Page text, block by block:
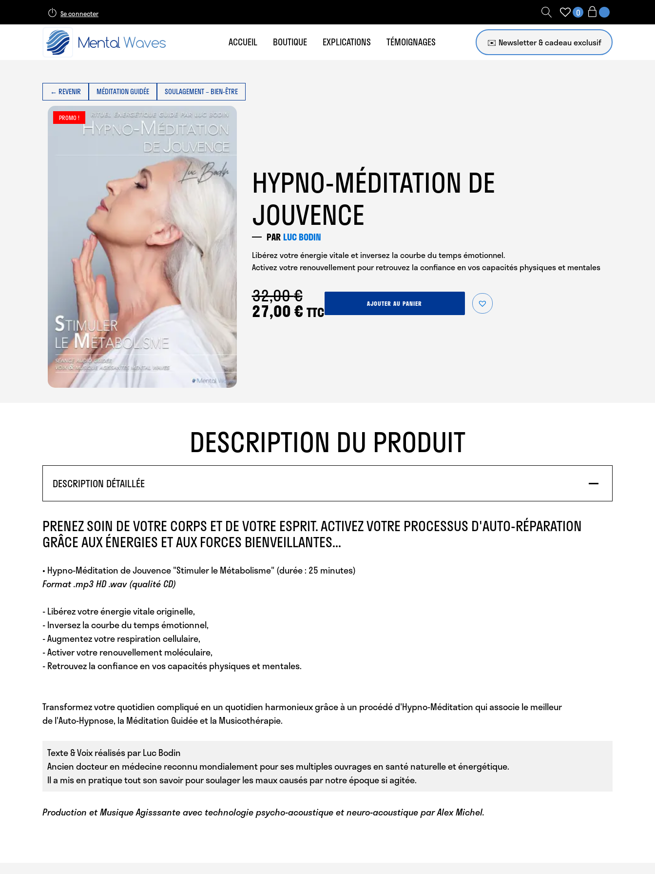
Se connecter 0
ACCUEIL BOUTIQUE EXPLICATIONS TÉMOIGNAGES ✉️ Newsletter
← REVENIR MÉDITATION GUIDÉE SOULAGEMENT – BIEN-ÊTRE
PROMO !
HYPNO-MÉDITATION DE
JOUVENCE
PARLUC BODIN
Libérez votre énergie vitale et inversez la courbe du temps émotionnel.
Activez votre renouvellement pour retrouvez la confiance en vos capacités physiques et mentales
32,00€
Le
prix
27,00€Le
TTCde
AJOUTER AU PANIER
DESCRIPTION DU PRODUIT
DESCRIPTION DÉTAILLÉE
PRENEZ SOIN DE VOTRE CORPS ET DE VOTRE ESPRIT. ACTIVEZ VOTRE PROCESSUS D'AUTO-RÉPARATION
GRÂCE AUX ÉNERGIES ET AUX FORCES BIENVEILLANTES...
• Hypno-Méditation de Jouvence "Stimuler le Métabolisme"(durée : 25 minutes)
Format .mp3 HD .wav (qualité CD)
- Libérez votre énergie vitale originelle,
- Inversez la courbe du temps émotionnel,
- Augmentez votre respiration cellulaire,
- Activer votre renouvellement moléculaire,
- Retrouvez la confiance en vos capacités physiques et mentales.
Transformez votre quotidien compliqué en un quotidien harmonieux grâce à un procédé d'Hypno-Méditation qui associe le meilleur
de l'Auto-Hypnose, la Méditation Guidée et la Musicothérapie.
Texte & Voix réalisés par Luc Bodin
Ancien docteur en médecine reconnu mondialement pour ses multiples ouvrages en santé naturelle et énergétique.
Il a mis en pratique tout son savoir pour soulager les maux causés par notre époque si agitée.
Production et Musique Agisssante avec technologie psycho-acoustique et neuro-acoustique par Alex Michel.